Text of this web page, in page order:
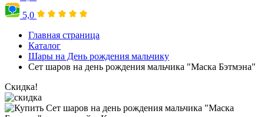
5,0
Главная страница
Каталог
Шары на День рождения мальчику
Сет шаров на день рождения мальчика "Маска Бэтмэна"
Скидка!